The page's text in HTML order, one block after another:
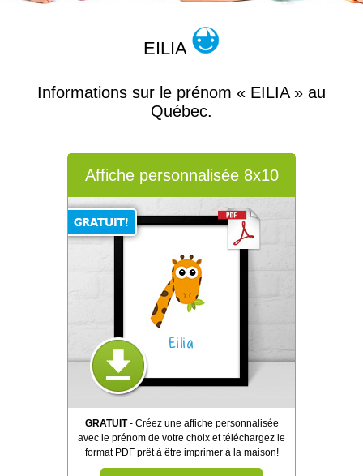
EILIA
Informations sur le prénom « EILIA » au
Québec.
Affiche personnalisée 8x10
Eilia
GRATUIT- Créez une affiche personnalisée
avec le prénom de votre choix et téléchargez le
format PDF prêt à être imprimer à la maison!